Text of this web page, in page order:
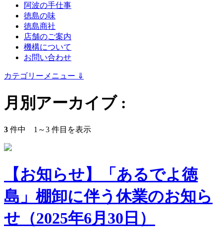
阿波の手仕事
徳島の味
徳島商社
店舗のご案内
機構について
お問い合わせ
カテゴリーメニュー ⇓
月別アーカイブ :
3 件中 1 ～3 件目を表示
【お知らせ】「あるでよ徳
島」棚卸に伴う休業のお知ら
せ（2025年6月30日）